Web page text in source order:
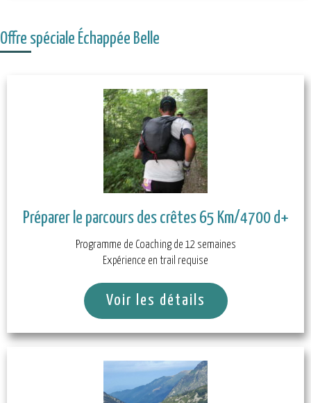
Offre spéciale Échappée Belle
Préparer le parcours des crêtes 65 Km/4700 d+
Programme de Coaching de 12 semaines
Expérience en trail requise
Voir les détails